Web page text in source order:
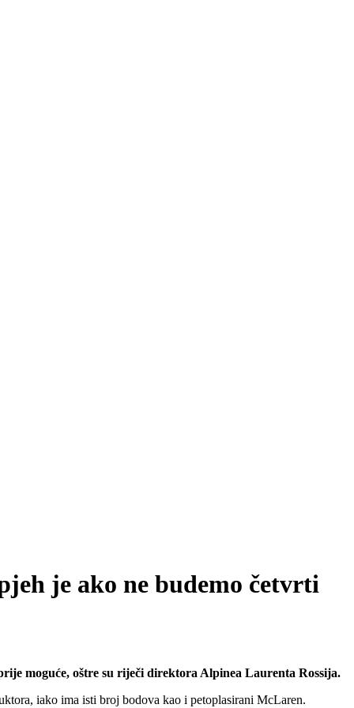
je ako ne budemo četvrti
moguće, oštre su riječi direktora Alpinea Laurenta Rossija.
iako ima isti broj bodova kao i petoplasirani McLaren.